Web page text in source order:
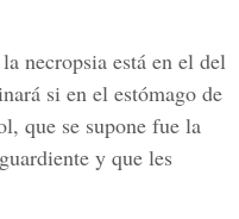
necropsia está en el del
si en el estómago de
que se supone fue la
y que les